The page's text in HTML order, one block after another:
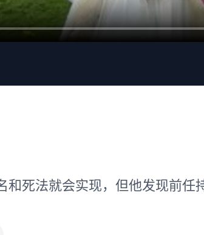
和死法就会实现，但他发现前任